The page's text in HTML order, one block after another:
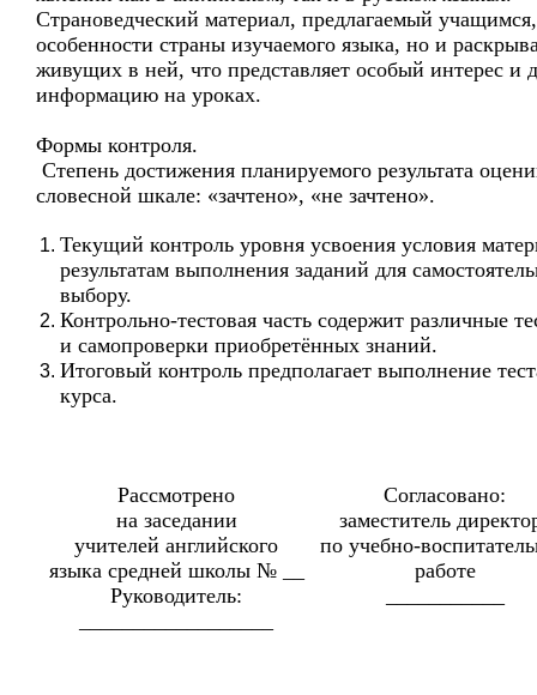
Страноведческий материал, предлагаемый
особенности страны изучаемого языка, но и
живущих в ней, что представляет особый интерес и
информацию на уроках.
Формы контроля.
Степень достижения планируемого результата
словесной шкале: «зачтено», «не зачтено».
Текущий контроль уровня усвоения условия
результатам выполнения заданий для
выбору.
Контрольно-тестовая часть содержит различные
и самопроверки приобретённых знаний.
Итоговый контроль предполагает выполнение
курса.
Рассмотрено
на заседании
учителей английского
языка средней школы № __
Руководитель:
Согласовано:
заместитель
по учебно-
работе